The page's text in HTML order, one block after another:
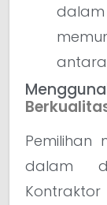
Pemilihan
dalam